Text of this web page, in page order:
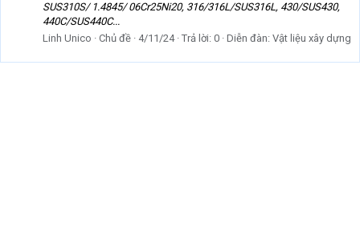
SUS310S/ 1.4845/ 06Cr25Ni20, 316/316L/SUS316L, 430/SUS430,
440C/SUS440C...
Linh Unico
Chủ đề 4/11/24 Trả lời: 0 Diễn đàn: Vật liệu xây dựng